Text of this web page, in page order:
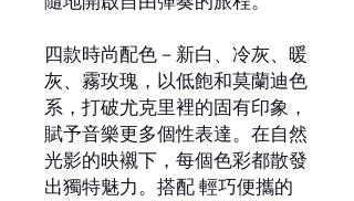
四款時尚配色－新白、冷灰、暖
灰、霧玫瑰，以低飽和莫蘭迪色
系，打破尤克里裡的固有印象，
賦予音樂更多個性表達。在自然
光影的映襯下，每個色彩都散發
出獨特魅力。搭配 輕巧便攜的